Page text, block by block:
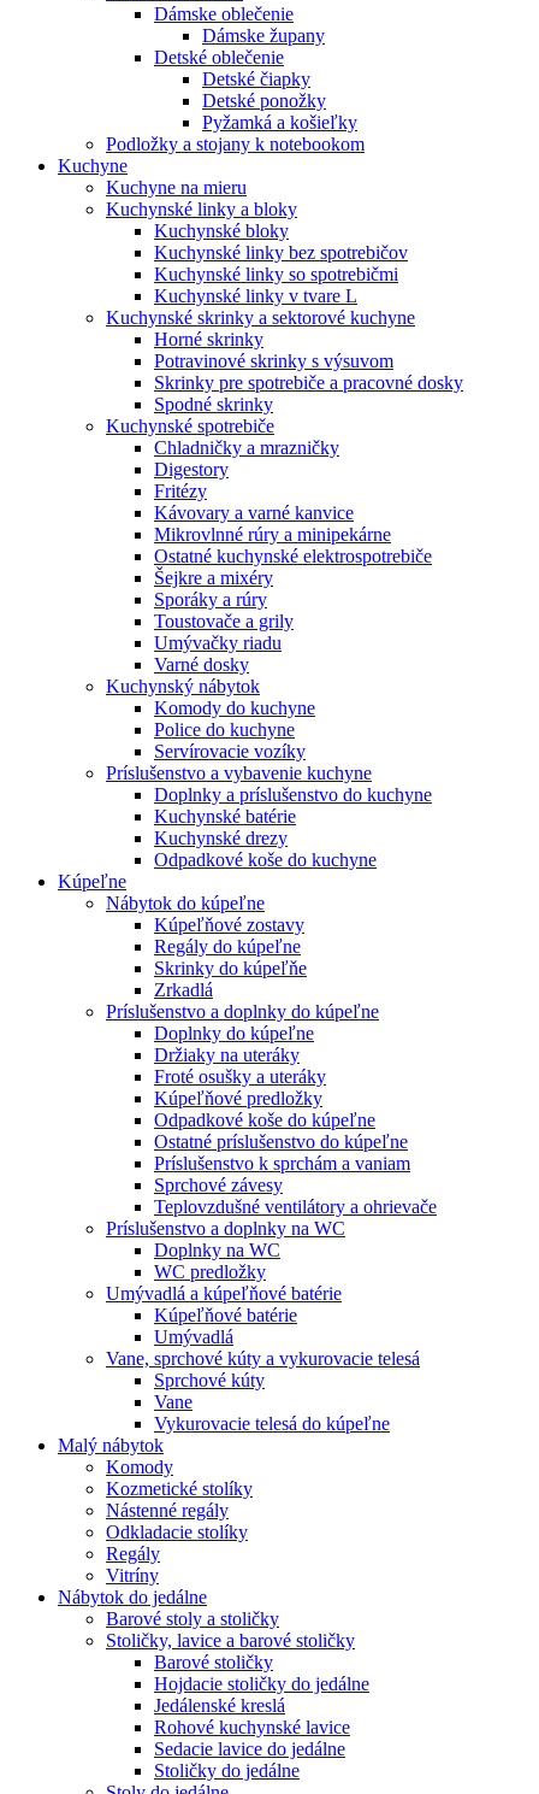
Dámske oblečenie
Dámske župany
Detské oblečenie
Detské čiapky
Detské ponožky
Pyžamká a košieľky
Podložky a stojany k notebookom
Kuchyne
Kuchyne na mieru
Kuchynské linky a bloky
Kuchynské bloky
Kuchynské linky bez spotrebičov
Kuchynské linky so spotrebičmi
Kuchynské linky v tvare L
Kuchynské skrinky a sektorové kuchyne
Horné skrinky
Potravinové skrinky s výsuvom
Skrinky pre spotrebiče a pracovné dosky
Spodné skrinky
Kuchynské spotrebiče
Chladničky a mrazničky
Digestory
Fritézy
Kávovary a varné kanvice
Mikrovlnné rúry a minipekárne
Ostatné kuchynské elektrospotrebiče
Šejkre a mixéry
Sporáky a rúry
Toustovače a grily
Umývačky riadu
Varné dosky
Kuchynský nábytok
Komody do kuchyne
Police do kuchyne
Servírovacie vozíky
Príslušenstvo a vybavenie kuchyne
Doplnky a príslušenstvo do kuchyne
Kuchynské batérie
Kuchynské drezy
Odpadkové koše do kuchyne
Kúpeľne
Nábytok do kúpeľne
Kúpeľňové zostavy
Regály do kúpeľne
Skrinky do kúpeľňe
Zrkadlá
Príslušenstvo a doplnky do kúpeľne
Doplnky do kúpeľne
Držiaky na uteráky
Froté osušky a uteráky
Kúpeľňové predložky
Odpadkové koše do kúpeľne
Ostatné príslušenstvo do kúpeľne
Príslušenstvo k sprchám a vaniam
Sprchové závesy
Teplovzdušné ventilátory a ohrievače
Príslušenstvo a doplnky na WC
Doplnky na WC
WC predložky
Umývadlá a kúpeľňové batérie
Kúpeľňové batérie
Umývadlá
Vane, sprchové kúty a vykurovacie telesá
Sprchové kúty
Vane
Vykurovacie telesá do kúpeľne
Malý nábytok
Komody
Kozmetické stolíky
Nástenné regály
Odkladacie stolíky
Regály
Vitríny
Nábytok do jedálne
Barové stoly a stoličky
Stoličky, lavice a barové stoličky
Barové stoličky
Hojdacie stoličky do jedálne
Jedálenské kreslá
Rohové kuchynské lavice
Sedacie lavice do jedálne
Stoličky do jedálne